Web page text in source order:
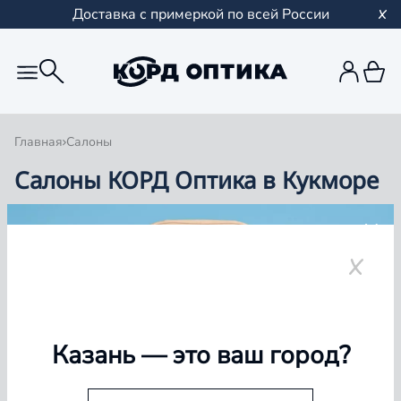
Доставка с примеркой по всей России
Главная Салоны
Салоны КОРД Оптика в Кукморе
Группа компаний «Корд Оптика» - это более 100
Казань— это ваш город?